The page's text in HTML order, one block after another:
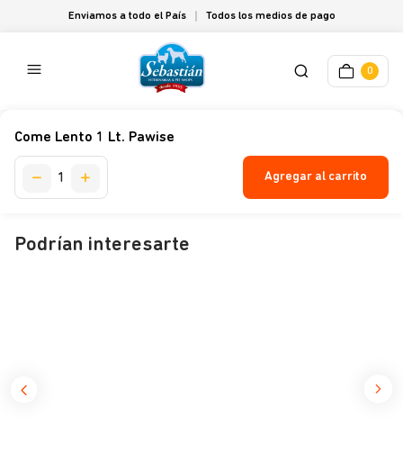
Enviamos a todo el País Todos los medios de pago
0
Come Lento 1 Lt. Pawise
Agregar al carrito
Podrían interesarte